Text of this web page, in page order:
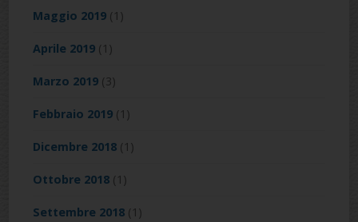
Maggio 2019 (1)
Aprile 2019 (1)
Marzo 2019 (3)
Febbraio 2019 (1)
Dicembre 2018 (1)
Ottobre 2018 (1)
Settembre 2018 (1)